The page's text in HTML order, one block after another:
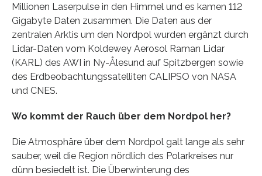
Millionen Laserpulse in den Himmel und es kamen 112
Gigabyte Daten zusammen. Die Daten aus der
zentralen Arktis um den Nordpol wurden ergänzt durch
Lidar-Daten vom Koldewey Aerosol Raman Lidar
(KARL) des AWI in Ny-Ålesund auf Spitzbergen sowie
des Erdbeobachtungssatelliten CALIPSO von NASA
und CNES.
Wo kommt der Rauch über dem Nordpol her?
Die Atmosphäre über dem Nordpol galt lange als sehr
sauber, weil die Region nördlich des Polarkreises nur
dünn besiedelt ist. Die Überwinterung des